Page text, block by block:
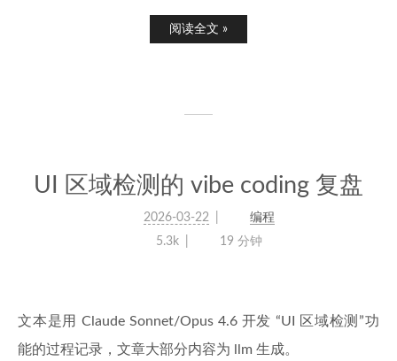
阅读全文 »
UI 区域检测的 vibe coding 复盘
2026-03-22
编程
5.3k
19 分钟
文本是用 Claude Sonnet/Opus 4.6 开发 “UI 区域检测”功
能的过程记录，文章大部分内容为 llm 生成。